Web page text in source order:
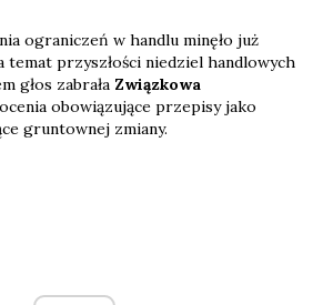
ograniczeń w handlu minęło już
temat przyszłości niedziel handlowych
głos zabrała Związkowa
obowiązujące przepisy jako
gruntownej zmiany.